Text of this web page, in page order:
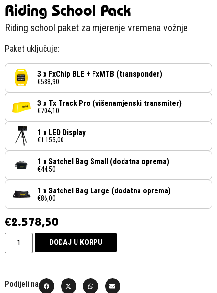
Riding School Pack
Riding school paket za mjerenje vremena vožnje
Paket uključuje:
3 x FxChip BLE + FxMTB (transponder)
€588,90
3 x Tx Track Pro (višenamjenski transmiter)
€704,10
1 x LED Display
€1.155,00
1 x Satchel Bag Small (dodatna oprema)
€44,50
1 x Satchel Bag Large (dodatna oprema)
€86,00
€2.578,50
DODAJ U KORPU
Podijeli na